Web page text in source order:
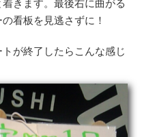
きます。最後右に曲がる
看板を見逃さずに！
が終了したらこんな感じ